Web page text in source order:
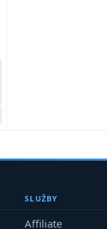
SLUŽBY
Affiliate